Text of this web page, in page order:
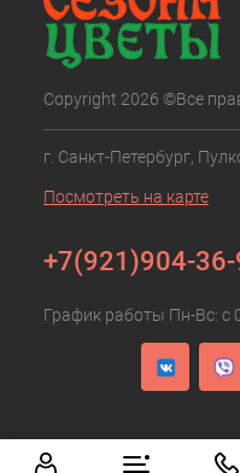
Copyright 2026 ©Все
г. Санкт-Петербург,
Посмотреть на карте
+7(921)904-
График работы Пн-Вс: с